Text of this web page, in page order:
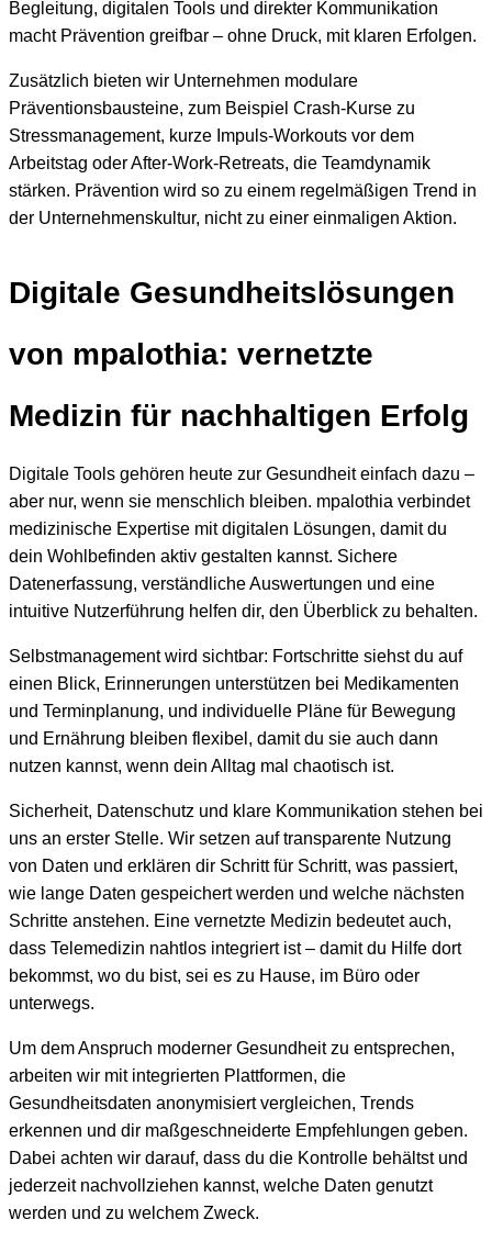
Begleitung, digitalen Tools und direkter Kommunikation
macht Prävention greifbar – ohne Druck, mit klaren Erfolgen.
Zusätzlich bieten wir Unternehmen modulare
Präventionsbausteine, zum Beispiel Crash-Kurse zu
Stressmanagement, kurze Impuls-Workouts vor dem
Arbeitstag oder After-Work-Retreats, die Teamdynamik
stärken. Prävention wird so zu einem regelmäßigen Trend in
der Unternehmenskultur, nicht zu einer einmaligen Aktion.
Digitale Gesundheitslösungen
von mpalothia: vernetzte
Medizin für nachhaltigen Erfolg
Digitale Tools gehören heute zur Gesundheit einfach dazu –
aber nur, wenn sie menschlich bleiben. mpalothia verbindet
medizinische Expertise mit digitalen Lösungen, damit du
dein Wohlbefinden aktiv gestalten kannst. Sichere
Datenerfassung, verständliche Auswertungen und eine
intuitive Nutzerführung helfen dir, den Überblick zu behalten.
Selbstmanagement wird sichtbar: Fortschritte siehst du auf
einen Blick, Erinnerungen unterstützen bei Medikamenten
und Terminplanung, und individuelle Pläne für Bewegung
und Ernährung bleiben flexibel, damit du sie auch dann
nutzen kannst, wenn dein Alltag mal chaotisch ist.
Sicherheit, Datenschutz und klare Kommunikation stehen bei
uns an erster Stelle. Wir setzen auf transparente Nutzung
von Daten und erklären dir Schritt für Schritt, was passiert,
wie lange Daten gespeichert werden und welche nächsten
Schritte anstehen. Eine vernetzte Medizin bedeutet auch,
dass Telemedizin nahtlos integriert ist – damit du Hilfe dort
bekommst, wo du bist, sei es zu Hause, im Büro oder
unterwegs.
Um dem Anspruch moderner Gesundheit zu entsprechen,
arbeiten wir mit integrierten Plattformen, die
Gesundheitsdaten anonymisiert vergleichen, Trends
erkennen und dir maßgeschneiderte Empfehlungen geben.
Dabei achten wir darauf, dass du die Kontrolle behältst und
jederzeit nachvollziehen kannst, welche Daten genutzt
werden und zu welchem Zweck.